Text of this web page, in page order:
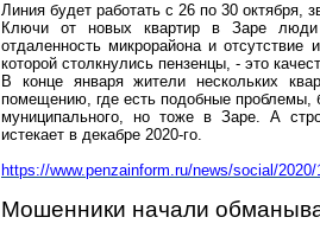
Линия будет работать с 26 по 30
Ключи от новых квартир в Заре люди
отдаленность микрорайона и
которой столкнулись пензенцы, - это
В конце января жители нескольких
помещению, где есть подобные проблемы,
муниципального, но тоже в Заре. А
истекает в декабре 2020-го.
https://www.penzainform.ru/news/social/
Мошенники начали